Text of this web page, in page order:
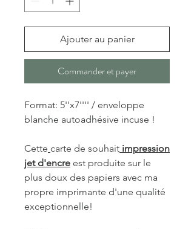
Ajouter au panier
Commander et payer
Format: 5''x7'''' / enveloppe
blanche autoadhésive incuse !
Cette carte de souhait impression
jet d'encre est produite sur le
plus doux des papiers avec ma
propre imprimante d'une qualité
exceptionnelle!